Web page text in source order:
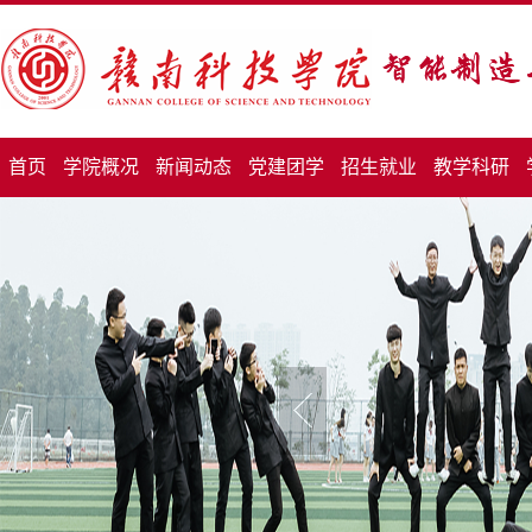
首页 学院概况 新闻动态 党建团学 招生就业 教学科研